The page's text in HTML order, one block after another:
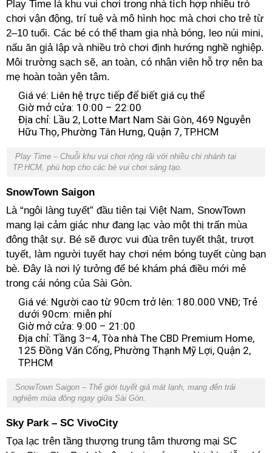
Play Time là khu vui chơi trong nhà tích hợp nhiều trò
chơi vận động, trí tuệ và mô hình học mà chơi cho trẻ từ
2–10 tuổi. Các bé có thể tham gia nhà bóng, leo núi mini,
nấu ăn giả lập và nhiều trò chơi định hướng nghề nghiệp.
Môi trường sạch sẽ, an toàn, có nhân viên hỗ trợ nên ba
mẹ hoàn toàn yên tâm.
Giá vé: Liên hệ trực tiếp để biết giá cụ thể
Giờ mở cửa: 10:00 – 22:00
Địa chỉ: Lầu 2, Lotte Mart Nam Sài Gòn, 469 Nguyễn
Hữu Thọ, Phường Tân Hưng, Quận 7, TP.HCM
Play Time – Chuỗi khu vui chơi rộng rãi với nhiều chi nhánh tại
TP.HCM, phù hợp cho các bé vui chơi sáng tạo.
SnowTown Saigon
Là “ngôi làng tuyết” đầu tiên tại Việt Nam, SnowTown
mang lại cảm giác như đang lạc vào một thị trấn mùa
đông thật sự. Bé sẽ được vui đùa trên tuyết thật, trượt
tuyết, làm người tuyết hay chơi ném bóng tuyết cùng bạn
bè. Đây là nơi lý tưởng để bé khám phá điều mới mẻ
trong cái nóng của Sài Gòn.
Giá vé: Người cao từ 90cm trở lên: 180.000 VNĐ; Trẻ
dưới 90cm: miễn phí
Giờ mở cửa: 9:00 – 21:00
Địa chỉ: Tầng 3–4, Tòa nhà The CBD Premium Home,
125 Đồng Văn Cống, Phường Thạnh Mỹ Lợi, Quận 2,
TP.HCM
SnowTown Saigon – Thế giới tuyết giả mát lạnh, mang đến trải
nghiệm mùa đông ngay giữa Sài Gòn.
Sky Park – SC VivoCity
Tọa lạc trên tầng thượng trung tâm thương mại SC